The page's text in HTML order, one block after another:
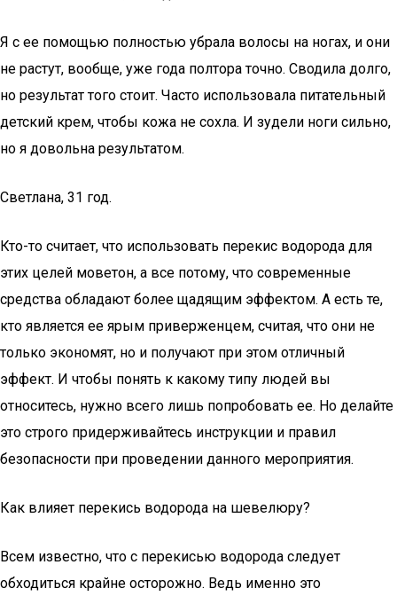
Я с ее помощью полностью убрала волосы на ногах, и они
не растут, вообще, уже года полтора точно. Сводила долго,
но результат того стоит. Часто использовала питательный
детский крем, чтобы кожа не сохла. И зудели ноги сильно,
но я довольна результатом.
Светлана, 31 год.
Кто-то считает, что использовать перекис водорода для
этих целей моветон, а все потому, что современные
средства обладают более щадящим эффектом. А есть те,
кто является ее ярым приверженцем, считая, что они не
только экономят, но и получают при этом отличный
эффект. И чтобы понять к какому типу людей вы
относитесь, нужно всего лишь попробовать ее. Но делайте
это строго придерживайтесь инструкции и правил
безопасности при проведении данного мероприятия.
Как влияет перекись водорода на шевелюру?
Всем известно, что с перекисью водорода следует
обходиться крайне осторожно. Ведь именно это